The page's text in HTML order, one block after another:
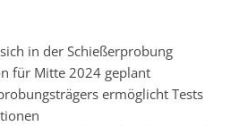
in der Schießerprobung
für Mitte 2024 geplant
ermöglicht Tests